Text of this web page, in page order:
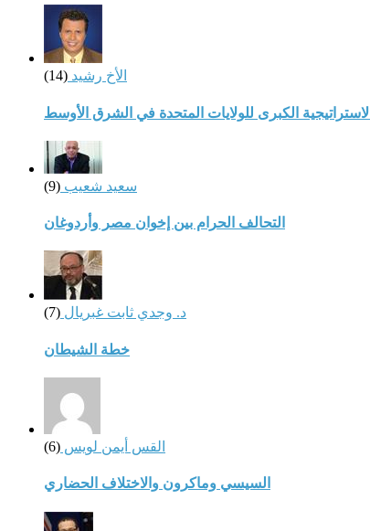
الأخ رشيد (14)
الاستراتيجية الكبرى للولايات المتحدة في الشرق الأوسط
سعيد شعيب (9)
التحالف الحرام بين إخوان مصر وأردوغان
د. وجدي ثابت غبريال (7)
خطة الشيطان
القس أيمن لويس (6)
السيسي وماكرون والاختلاف الحضاري